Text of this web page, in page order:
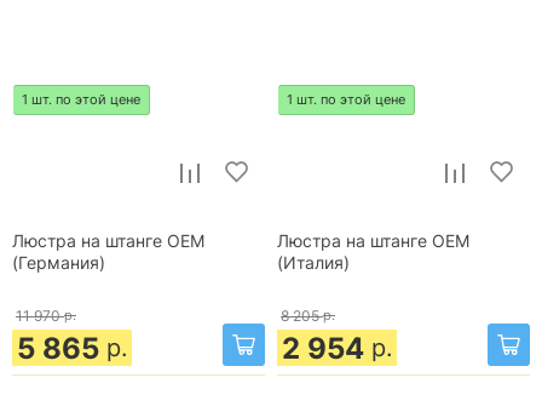
1 шт. по этой цене
Люстра на штанге OEM
(Германия)
11 970 р.
5 865 р.
1 шт. по этой цене
Люстра на штанге OEM
(Италия)
8 205 р.
2 954 р.